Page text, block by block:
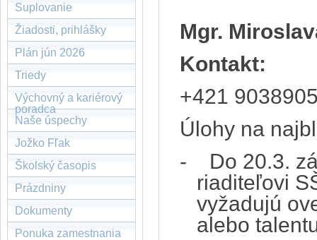
Suplovanie
Žiadosti, prihlášky
Plán jún 2026
Triedy
Výchovný a kariérový
poradca
Naše úspechy
Jožko Fľak
Školský časopis
Prázdniny
Dokumenty
Ponuka zamestnania
Mgr.
Kontakt:
+421
Úlohy na
- Do 20.3.
riaditeľovi
vyžadujú
alebo